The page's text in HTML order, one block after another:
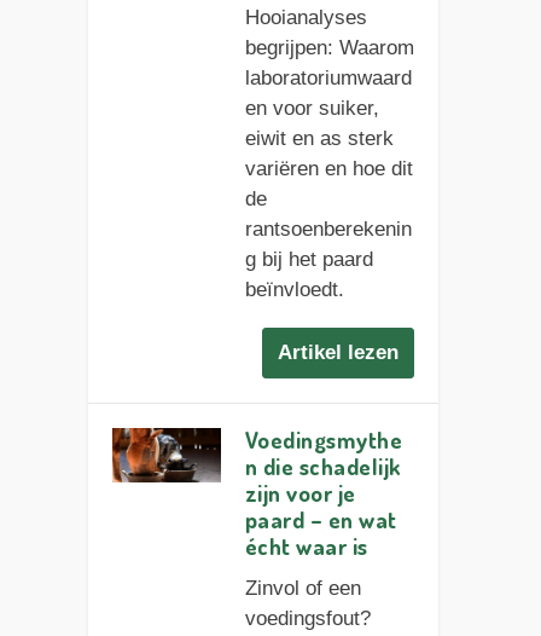
Hooianalyses
begrijpen: Waarom
laboratoriumwaard
en voor suiker,
eiwit en as sterk
variëren en hoe dit
de
rantsoenberekenin
g bij het paard
beïnvloedt.
Artikel lezen
Voedingsmythe
n die schadelijk
zijn voor je
paard – en wat
écht waar is
Zinvol of een
voedingsfout?